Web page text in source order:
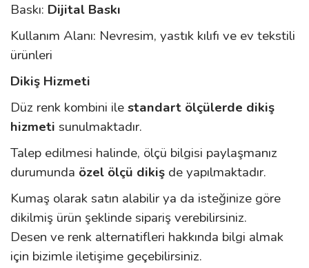
Baskı: Dijital Baskı
Kullanım Alanı: Nevresim, yastık kılıfı ve ev tekstili
ürünleri
Dikiş Hizmeti
Düz renk kombini ilestandart ölçülerde dikiş
hizmeti sunulmaktadır.
Talep edilmesi halinde, ölçü bilgisi paylaşmanız
durumunda özel ölçü dikiş de yapılmaktadır.
Kumaş olarak satın alabilir ya da isteğinize göre
dikilmiş ürün şeklinde sipariş verebilirsiniz.
Desen ve renk alternatifleri hakkında bilgi almak
için bizimle iletişime geçebilirsiniz.